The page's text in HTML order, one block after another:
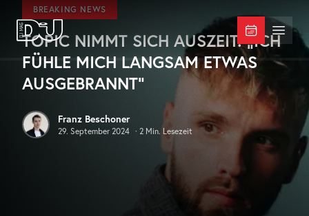
Zum Hauptinhalt springen
DJ Mag Germany Menü
BREAKING NEWS
TOPIC NIMMT SICH AUSZEIT: „ICH
FÜHLE MICH LANGSAM ETWAS
AUSGEBRANNT“
Franz Beschoner
29. September 2024 · 2 Min. Lesezeit